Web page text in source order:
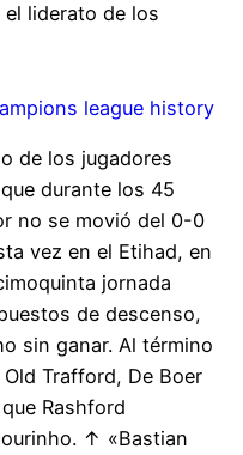
liderato de los
de los jugadores
durante los 45
no se movió del 0-0
vez en el Etihad, en
jornada
de descenso,
sin ganar. Al término
Trafford, De Boer
Rashford
↑ «Bastian